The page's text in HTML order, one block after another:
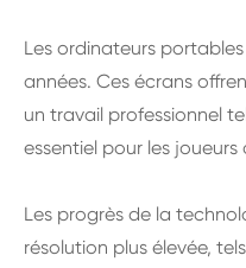
Les ordinateurs
années. Ces écrans
un travail professionnel
essentiel pour les
Les progrès de la
résolution plus élevée,